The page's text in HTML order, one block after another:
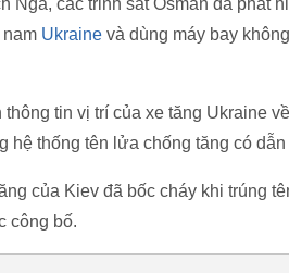
Nga, các trinh sát Osman đã phát
Ukraine và dùng máy bay
thông tin vị trí của xe tăng Ukraine
hệ thống tên lửa chống tăng có
của Kiev đã bốc cháy khi trúng
công bố.